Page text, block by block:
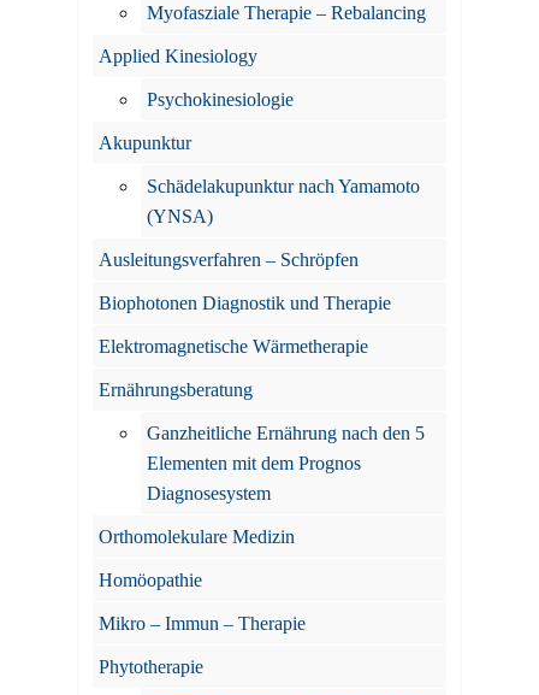
Myofasziale Therapie – Rebalancing
Applied Kinesiology
Psychokinesiologie
Akupunktur
Schädelakupunktur nach Yamamoto
(YNSA)
Ausleitungsverfahren – Schröpfen
Biophotonen Diagnostik und Therapie
Elektromagnetische Wärmetherapie
Ernährungsberatung
Ganzheitliche Ernährung nach den 5
Elementen mit dem Prognos
Diagnosesystem
Orthomolekulare Medizin
Homöopathie
Mikro – Immun – Therapie
Phytotherapie